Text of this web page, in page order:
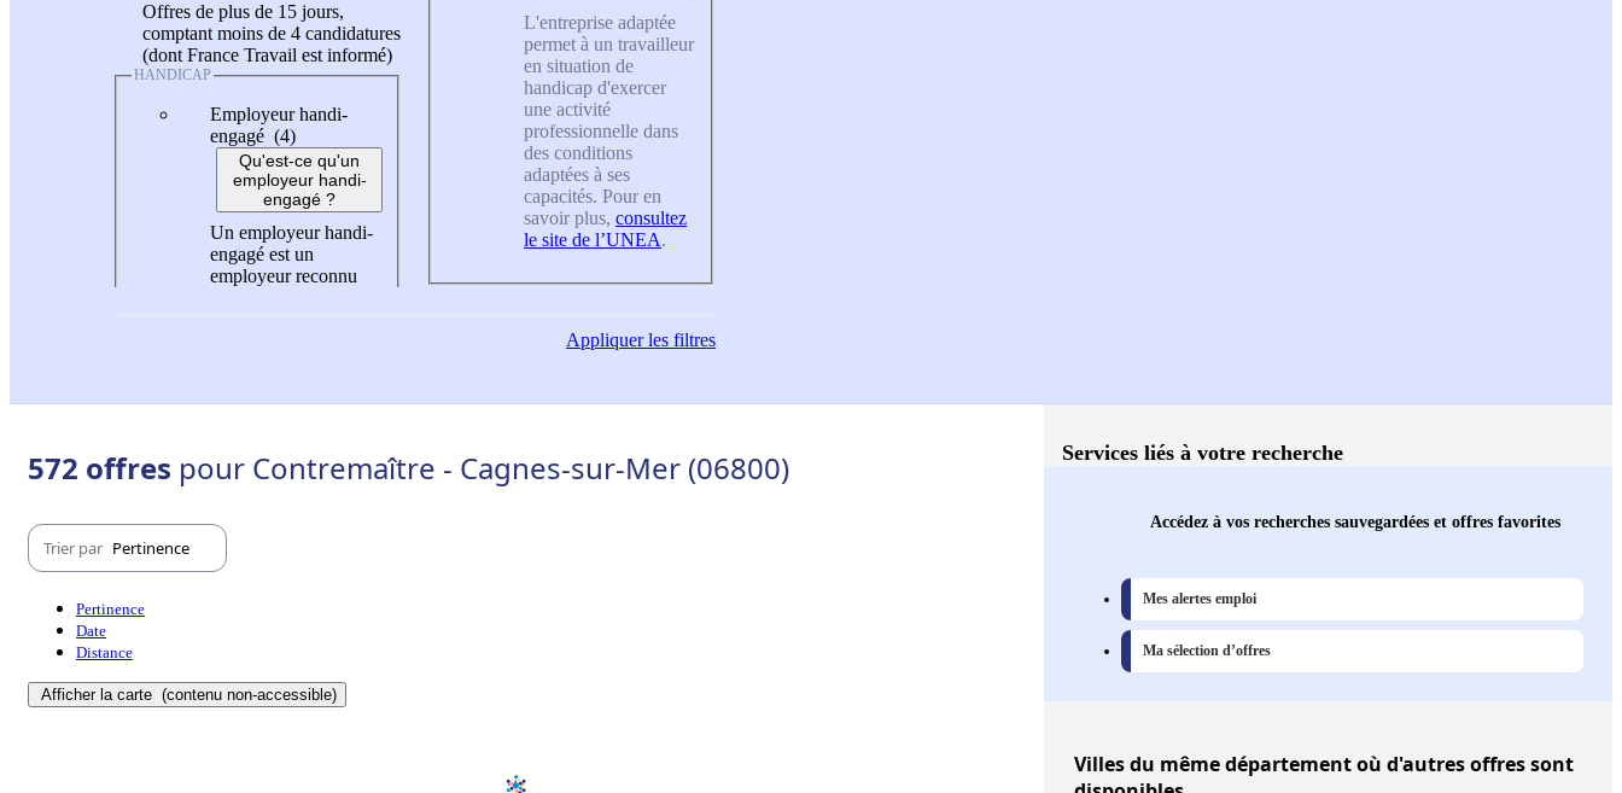
Offres de plus de 15 jours,
comptant moins de 4 candidatures
(dont France Travail est informé)
HANDICAP
Employeur handi-
engagé (4)
Qu'est-ce qu'un
employeur handi-
engagé ?
Un employeur handi-
engagé est un
employeur reconnu
L'entreprise adaptée
permet à un travailleur
en situation de
handicap d'exercer
une activité
professionnelle dans
des conditions
adaptées à ses
capacités. Pour en
savoir plus, consultez
le site de l’UNEA.
Appliquerles filtres
572 offres pour Contremaître - Cagnes-sur-Mer (06800)
Trier par Pertinence
Pertinence
Date
Distance
Afficher la carte (contenu non-accessible)
Services liés à votre recherche
Accédez à vos recherches sauvegardées et offres favorites
Mes alertes emploi
Ma sélection d’offres
Villesdu même département où d'autres offres sont